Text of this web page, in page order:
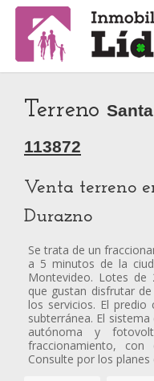
Terreno
113872
Venta terreno
Durazno
Se trata de un
a 5 minutos de la
Montevideo. Lotes de
que gustan disfrutar
los servicios. El predio
subterránea. El
autónoma y
fraccionamiento, con
Consulte por los planes